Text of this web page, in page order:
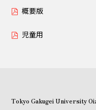
児童用
概要版
児童用
Tokyo Gakugei University